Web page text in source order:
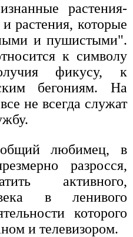
растения-
растения, которые
и пушистыми".
к символу
фикусу, к
бегониям. На
не всегда служат
любимец, в
разросся,
активного,
в ленивого
которого
и телевизором.